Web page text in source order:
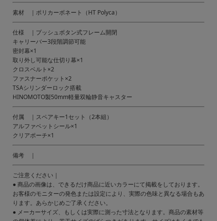
素材 ｜ポリカーボネート（HT Polyca）
仕様 ｜プッシュボタン式フレーム開閉
キャリーバー3段階調節可能
密封幕×1
取り外し可能な仕切り幕×1
クロスベルト×2
ファスナーポケット×2
TSAシリンダーロック搭載
HINOMOTO製50mm軽量双輪静音キャスター
付属 ｜スペアキー1セット（2本組）
アルファベットシール×1
クリアポーチ×1
備考 ｜
ご注意ください｜
● 商品の画像は、できるだけ商品に近いカラーにて掲載をしております。
お客様のモニターの発色または設定により、実際の色味と異なる場合もあ
ります。あらかじめご了承ください。
● メーカーサイズ、もしくは実際に測った寸法となります。商品の素材等